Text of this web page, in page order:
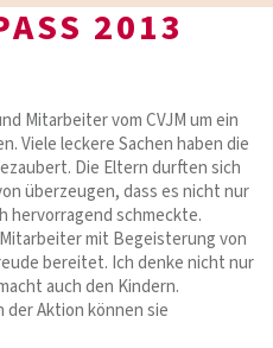
2013
Mitarbeiter vom CVJM um ein
Viele leckere Sachen haben die
Die Eltern durften sich
überzeugen, dass es nicht nur
hervorragend schmeckte.
mit Begeisterung von
bereitet. Ich denke nicht nur
auch den Kindern.
der Aktion können sie